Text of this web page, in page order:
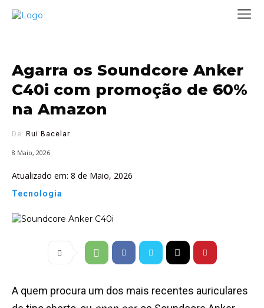
Agarra os Soundcore Anker
C40i com promoção de 60%
na Amazon
De: Rui Bacelar
8 Maio, 2026
Atualizado em: 8 de Maio, 2026
Tecnologia
A quem procura um dos mais recentes auriculares